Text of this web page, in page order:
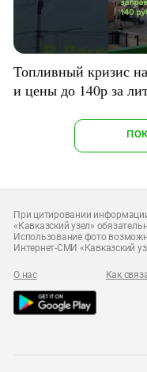
Топливный кризис
и цены до 140р за
При цитировании
«Кавказский узел»
Использование фото
Интернет-СМИ «Кавказский
О нас Как